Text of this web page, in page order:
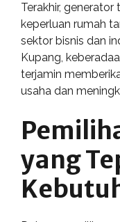
Terakhir,
keperluan rumah
sektor bisnis dan
Kupang,
terjamin
usaha dan
yang